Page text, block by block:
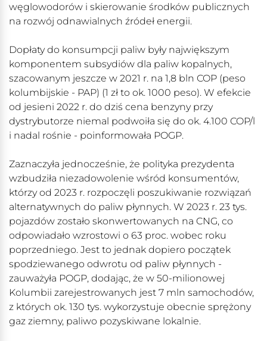
węglowodorów i skierowanie środków publicznych
na rozwój odnawialnych źródeł energii.
Dopłaty do konsumpcji paliw były największym
komponentem subsydiów dla paliw kopalnych,
szacowanym jeszcze w 2021 r. na 1,8 bln COP (peso
kolumbijskie - PAP) (1 zł to ok. 1000 peso). W efekcie
od jesieni 2022 r. do dziś cena benzyny przy
dystrybutorze niemal podwoiła się do ok. 4.100 COP/l
i nadal rośnie - poinformowała POGP.
Zaznaczyła jednocześnie, że polityka prezydenta
wzbudziła niezadowolenie wśród konsumentów,
którzy od 2023 r. rozpoczęli poszukiwanie rozwiązań
alternatywnych do paliw płynnych. W 2023 r. 23 tys.
pojazdów zostało skonwertowanych na CNG, co
odpowiadało wzrostowi o 63 proc. wobec roku
poprzedniego. Jest to jednak dopiero początek
spodziewanego odwrotu od paliw płynnych -
zauważyła POGP, dodając, że w 50-milionowej
Kolumbii zarejestrowanych jest 7 mln samochodów,
z których ok. 130 tys. wykorzystuje obecnie sprężony
gaz ziemny, paliwo pozyskiwane lokalnie.